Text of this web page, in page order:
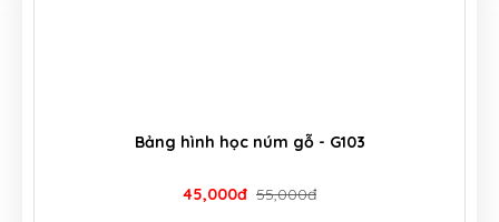
Bảng hình học núm gỗ - G103
45,000đ 55,000đ